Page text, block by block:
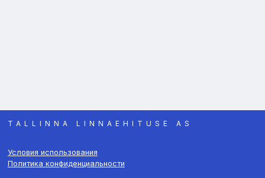
TALLINNA LINNAEHITUSE AS
Условия использования
Политика конфиденциальности